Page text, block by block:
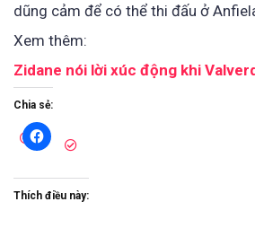
dũng cảm để có thể thi đấu ở
Xem thêm:
Zidane nói lời xúc động khi
Chia sẻ:
Thích điều này: